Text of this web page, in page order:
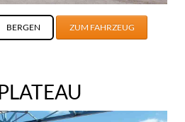
BERGEN ZUM FAHRZEUG